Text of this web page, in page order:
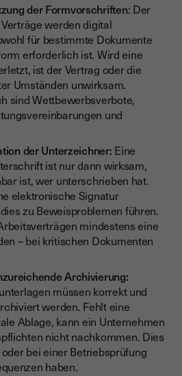
der Formvorschriften: Der
werden digital
für bestimmte Dokumente
erforderlich ist. Wird eine
ist der Vertrag oder die
Umständen unwirksam.
sind Wettbewerbsverbote,
und
der Unterzeichner: Eine
ist nur dann wirksam,
ist, wer unterschrieben hat.
elektronische Signatur
zu Beweisproblemen führen.
mindestens eine
– bei kritischen Dokumenten
Archivierung:
müssen korrekt und
werden. Fehlt eine
Ablage, kann ein Unternehmen
nicht nachkommen. Dies
bei einer Betriebsprüfung
haben.